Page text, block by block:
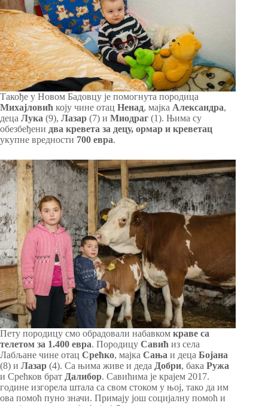
Такође у Новом Бадовцу је помогнута породица
Михајловић коју чине отац Ненад, мајка Александра,
деца Лука (9), Лазар (7) и Миодраг (1). Њима су
обезбеђени два кревета за децу, ормар и креветац
укупне вредности 700 евра.
Пету породицу смо обрадовали набавком краве са
телетом за 1.400 евра. Породицу Савић из села
Лабљане чине отац Срећко, мајка Сања и деца Бојана
(8) и Лазар (4). Са њима живе и деда Добри, бака Ружа
и Срећков брат Далибор. Савићима је крајем 2017.
године изгорела штала са свом стоком у њој, тако да им
ова помоћ пуно значи. Примају још социјалну помоћ и